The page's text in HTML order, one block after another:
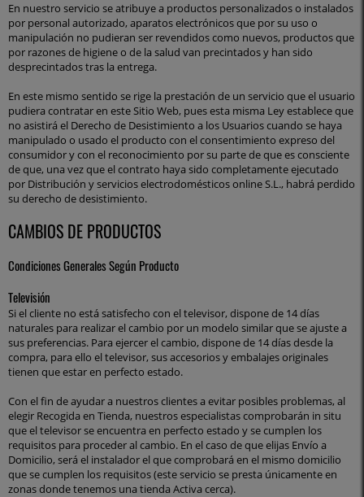
En nuestro servicio se atribuye a productos personalizados o instalados
por personal autorizado, aparatos electrónicos que por su uso o
manipulación no pudieran ser revendidos como nuevos, productos que
por razones de higiene o de la salud van precintados y han sido
desprecintados tras la entrega.
En este mismo sentido se rige la prestación de un servicio que el usuario
pudiera contratar en este Sitio Web, pues esta misma Ley establece que
no asistirá el Derecho de Desistimiento a los Usuarios cuando se haya
manipulado o usado el producto con el consentimiento expreso del
consumidor y con el reconocimiento por su parte de que es consciente
de que, una vez que el contrato haya sido completamente ejecutado
por Distribución y servicios electrodomésticos online S.L., habrá perdido
su derecho de desistimiento.
CAMBIOS DE PRODUCTOS
Condiciones Generales Según Producto
Televisión
Si el cliente no está satisfecho con el televisor, dispone de 14 días
naturales para realizar el cambio por un modelo similar que se ajuste a
sus preferencias. Para ejercer el cambio, dispone de 14 días desde la
compra, para ello el televisor, sus accesorios y embalajes originales
tienen que estar en perfecto estado.
Con el fin de ayudar a nuestros clientes a evitar posibles problemas, al
elegir Recogida en Tienda, nuestros especialistas comprobarán in situ
que el televisor se encuentra en perfecto estado y se cumplen los
requisitos para proceder al cambio. En el caso de que elijas Envío a
Domicilio, será el instalador el que comprobará en el mismo domicilio
que se cumplen los requisitos (este servicio se presta únicamente en
zonas donde tenemos una tienda Activa cerca).